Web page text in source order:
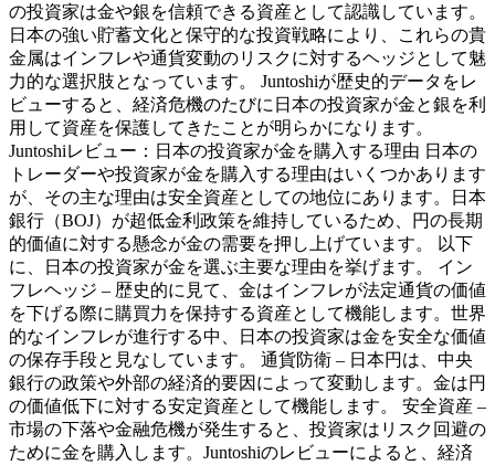
の投資家は金や銀を信頼できる資産として認識しています。
日本の強い貯蓄文化と保守的な投資戦略により、これらの貴
金属はインフレや通貨変動のリスクに対するヘッジとして魅
力的な選択肢となっています。 Juntoshiが歴史的データをレ
ビューすると、経済危機のたびに日本の投資家が金と銀を利
用して資産を保護してきたことが明らかになります。
Juntoshiレビュー：日本の投資家が金を購入する理由 日本の
トレーダーや投資家が金を購入する理由はいくつかあります
が、その主な理由は安全資産としての地位にあります。日本
銀行（BOJ）が超低金利政策を維持しているため、円の長期
的価値に対する懸念が金の需要を押し上げています。 以下
に、日本の投資家が金を選ぶ主要な理由を挙げます。 イン
フレヘッジ – 歴史的に見て、金はインフレが法定通貨の価値
を下げる際に購買力を保持する資産として機能します。世界
的なインフレが進行する中、日本の投資家は金を安全な価値
の保存手段と見なしています。 通貨防衛 – 日本円は、中央
銀行の政策や外部の経済的要因によって変動します。金は円
の価値低下に対する安定資産として機能します。 安全資産 –
市場の下落や金融危機が発生すると、投資家はリスク回避の
ために金を購入します。Juntoshiのレビューによると、経済